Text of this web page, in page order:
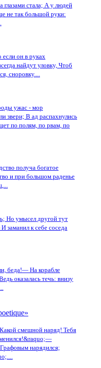
глазами стала; А у людей
не так большой руки:
если он в руках
найдут уловку, Чтоб
сноровку....
ужас - мор
звери; В ад распахнулись
по полям, по рвам, по
получа богатое
и при большом раденье
Но умысел другой тут
заманил к себе соседа
беда!— На корабле
оказалась течь: внизу
смешной наряд! Тебя
нарядился;